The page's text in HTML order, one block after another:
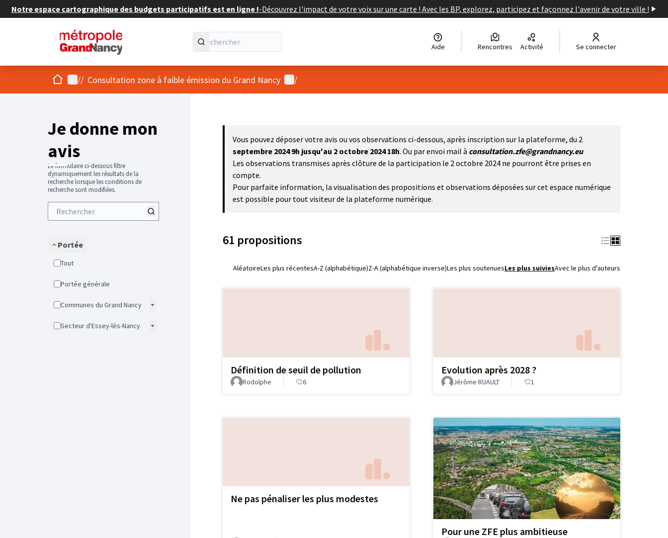
Notre espace cartographique des budgets participatifs est en ligne !-Découvrez l'impact de votre voix sur une carte ! Avec les BP, explorez, participez et façonnez l'avenir de votre ville !
Aide Rencontres Activité Se connecter
AccueilMenu principal
// Consultation zone à faible émission du Grand Nancy Menu utilisateur
/
Je donne mon
avis
Le formulaire ci-dessous filtre
dynamiquement les résultats de la
recherche lorsque les conditions de
recherche sont modifiées.
Portée
Tout
Portée générale
Communes du Grand Nancy
Secteur d'Essey-lès-Nancy
Vous pouvez déposer votre avis ou vos observations ci-dessous, après inscription sur la plateforme, du 2
septembre 2024 9h jusqu'au 2 octobre 2024 18h. Ou par envoi mail à consultation.zfe@grandnancy.eu
Les observations transmises après clôture de la participation le 2 octobre 2024 ne pourront être prises en
compte.
Pour parfaite information, la visualisation des propositions et observations déposées sur cet espace numérique
est possible pour tout visiteur de la plateforme numérique.
61 propositions
AléatoireLes plus récentesA-Z (alphabétique)Z-A (alphabétique inverse)Les plus soutenuesLes plus suiviesAvec le plus d'auteurs
Définition de seuil de pollution
Rodolphe 6
Evolution après 2028 ?
Jérôme RUAULT 1
Ne pas pénaliser les plus modestes
Pour une ZFE plus ambitieuse